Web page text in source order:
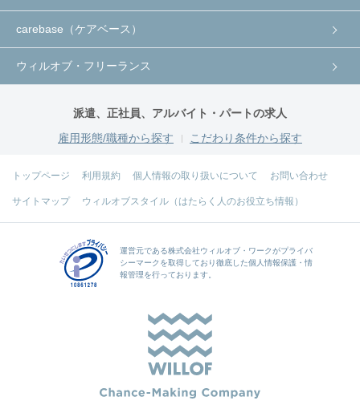
carebase（ケアベース）
ウィルオブ・フリーランス
派遣、正社員、アルバイト・パートの求人
雇用形態/職種から探す
こだわり条件から探す
トップページ 利用規約 個人情報の取り扱いについて お問い合わせ
サイトマップ ウィルオブスタイル（はたらく人のお役立ち情報）
運営元である株式会社ウィルオブ・ワークがプライバ
シーマークを取得しており徹底した個人情報保護・情
報管理を行っております。